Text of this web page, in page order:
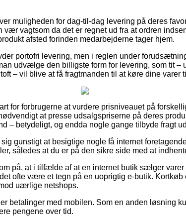
muligheden for dag-til-dag levering på deres
vagtsom da det er regnet ud fra at ordren
afsted forinden medarbejderne tager hjem.
portofri levering, men i reglen under
udvælge den billigste form for levering, som tit –
– vil blive at få fragtmanden til at køre dine varer
for forbrugerne at vurdere prisniveauet på
at presse udsalgspriserne på deres
– betydeligt, og endda nogle gange tilbyde fragt
gunstigt at besigtige nogle få internet
således at du er på den sikre side med at
på, at i tilfælde af at en internet butik sælger varer
ofte være et tegn på en uoprigtig e-butik. Kortkøb
uærlige netshops.
betalinger med mobilen. Som en anden løsning
pengene over tid.